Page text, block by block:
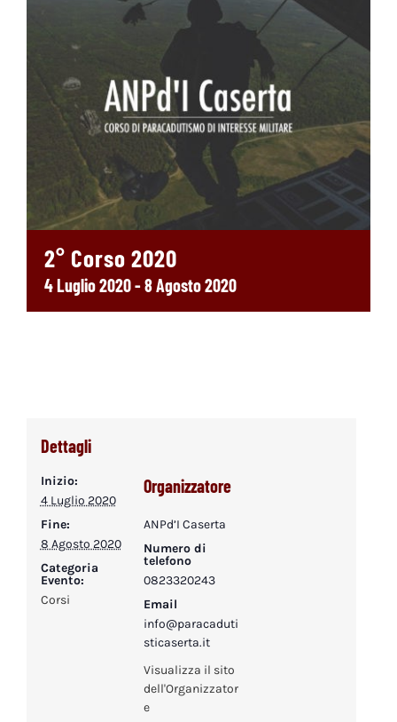
2° Corso 2020
4 Luglio 2020-8 Agosto 2020
Dettagli
Inizio:
4 Luglio 2020
Fine:
8 Agosto 2020
Categoria
Evento:
Corsi
Organizzatore
ANPd’I Caserta
Numero di
telefono
0823320243
Email
info@paracaduti
sticaserta.it
Visualizza il sito
dell'Organizzator
e